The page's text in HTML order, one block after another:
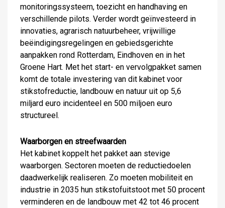
monitoringssysteem, toezicht en handhaving en
verschillende pilots. Verder wordt geïnvesteerd in
innovaties, agrarisch natuurbeheer, vrijwillige
beëindigingsregelingen en gebiedsgerichte
aanpakken rond Rotterdam, Eindhoven en in het
Groene Hart. Met het start- en vervolgpakket samen
komt de totale investering van dit kabinet voor
stikstofreductie, landbouw en natuur uit op 5,6
miljard euro incidenteel en 500 miljoen euro
structureel.
Waarborgen en streefwaarden
Het kabinet koppelt het pakket aan stevige
waarborgen. Sectoren moeten de reductiedoelen
daadwerkelijk realiseren. Zo moeten mobiliteit en
industrie in 2035 hun stikstofuitstoot met 50 procent
verminderen en de landbouw met 42 tot 46 procent